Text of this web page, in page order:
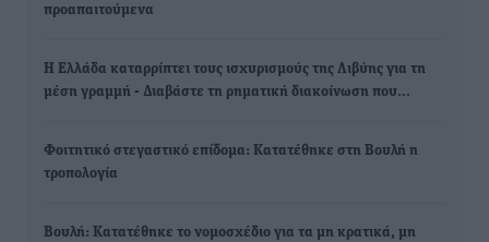
προαπαιτούμενα
Η Ελλάδα καταρρίπτει τους ισχυρισμούς της Λιβύης για τη
μέση γραμμή - Διαβάστε τη ρηματική διακοίνωση που…
Φοιτητικό στεγαστικό επίδομα: Κατατέθηκε στη Βουλή η
τροπολογία
Βουλή: Κατατέθηκε το νομοσχέδιο για τα μη κρατικά, μη